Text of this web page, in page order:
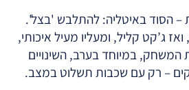
– הסוד באיטליה: להתלבש 'בצל'.
ג’קט קליל, ומעליו מעיל איכותי,
המשחק, במיוחד בערב, השינויים
– רק עם שכבות תשלוט במצב.